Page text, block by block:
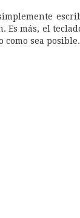
Es más, el
sea posible.